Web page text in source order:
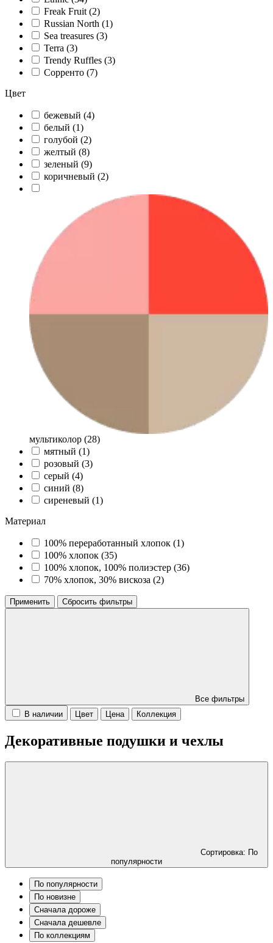
Freak Fruit (2)
Russian North (1)
Sea treasures (3)
Terra (3)
Trendy Ruffles (3)
Сорренто (7)
Цвет
бежевый (4)
белый (1)
голубой (2)
желтый (8)
зеленый (9)
коричневый (2)
мультиколор (28)
мятный (1)
розовый (3)
серый (4)
синий (8)
сиреневый (1)
Материал
100% переработанный хлопок (1)
100% хлопок (35)
100% хлопок, 100% полиэстер (36)
70% хлопок, 30% вискоза (2)
Применить Сбросить фильтры
Все фильтры
В наличии
Цвет Цена Коллекция
Декоративные подушки и чехлы
Сортировка: По
популярности
По популярности
По новизне
Сначала дороже
Сначала дешевле
По коллекциям